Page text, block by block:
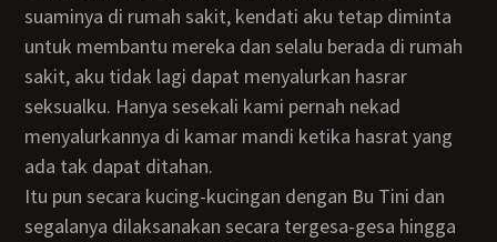
suaminya di rumah sakit, kendati aku tetap diminta
untuk membantu mereka dan selalu berada di rumah
sakit, aku tidak lagi dapat menyalurkan hasrar
seksualku. Hanya sesekali kami pernah nekad
menyalurkannya di kamar mandi ketika hasrat yang
ada tak dapat ditahan.
Itu pun secara kucing-kucingan dengan Bu Tini dan
segalanya dilaksanakan secara tergesa-gesa hingga